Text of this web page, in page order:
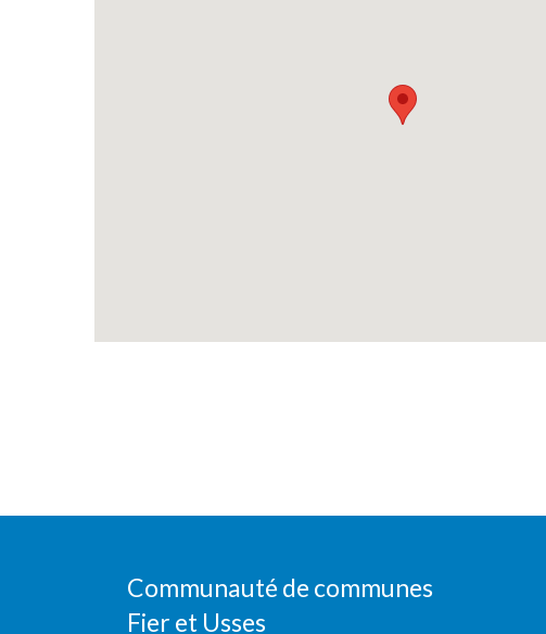
Communauté de communes
Fier et Usses